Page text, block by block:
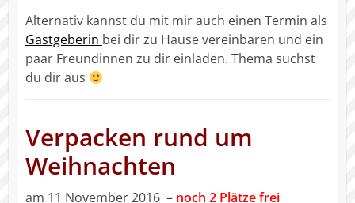
Alternativ kannst du mit mir auch einen Termin als
Gastgeberin bei dir zu Hause vereinbaren und ein
paar Freundinnen zu dir einladen. Thema suchst
du dir aus
Verpacken rund um
Weihnachten
am 11 November 2016 – noch 2 Plätze frei